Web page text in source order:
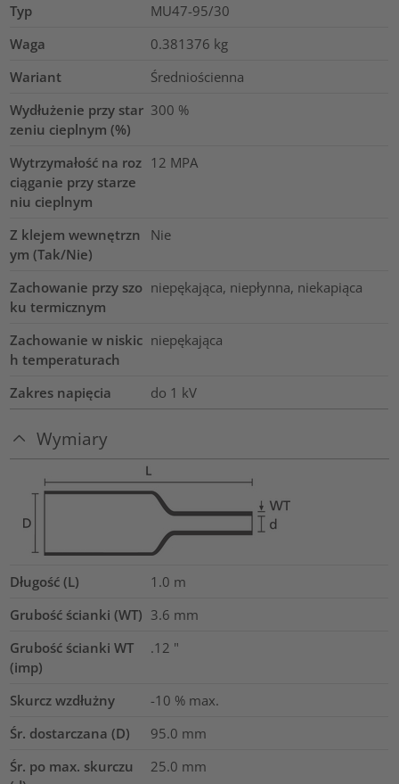
Typ
MU47-95/30
Waga
0.381376 kg
Wariant
Średniościenna
Wydłużenie przy star
zeniu cieplnym (%)
300 %
Wytrzymałość na roz
ciąganie przy starze
niu cieplnym
12 MPA
Z klejem wewnętrzn
ym (Tak/Nie)
Nie
Zachowanie przy szo
ku termicznym
niepękająca, niepłynna, niekapiąca
Zachowanie w niskic
h temperaturach
niepękająca
Zakres napięcia do 1 kV
Wymiary
Długość (L) 1.0 m
Grubość ścianki (WT) 3.6 mm
Grubość ścianki WT
(imp)
.12 "
Skurcz wzdłużny
-10 % max.
Śr. dostarczana (D)
95.0 mm
Śr. po max. skurczu
25.0 mm